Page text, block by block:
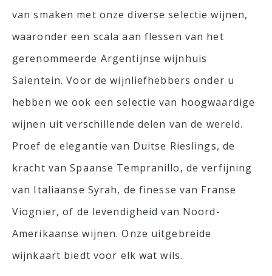
van smaken met onze diverse selectie wijnen,
waaronder een scala aan flessen van het
gerenommeerde Argentijnse wijnhuis
Salentein. Voor de wijnliefhebbers onder u
hebben we ook een selectie van hoogwaardige
wijnen uit verschillende delen van de wereld.
Proef de elegantie van Duitse Rieslings, de
kracht van Spaanse Tempranillo, de verfijning
van Italiaanse Syrah, de finesse van Franse
Viognier, of de levendigheid van Noord-
Amerikaanse wijnen. Onze uitgebreide
wijnkaart biedt voor elk wat wils.